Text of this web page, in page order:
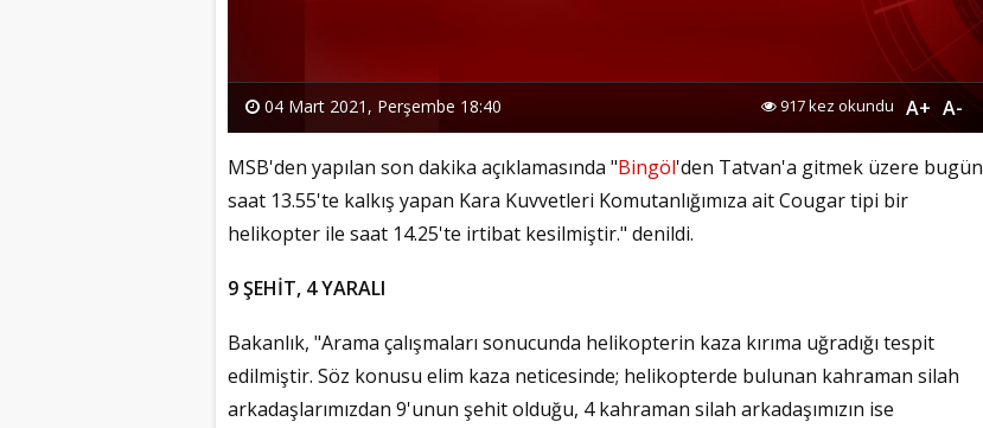
04 Mart 2021, Perşembe 18:40 A-
A+
917 kez okundu
MSB'den yapılan son dakika açıklamasında "Bingöl'den Tatvan'a gitmek üzere bugün
saat 13.55'te kalkış yapan Kara Kuvvetleri Komutanlığımıza ait Cougar tipi bir
helikopter ile saat 14.25'te irtibat kesilmiştir." denildi.
9 ŞEHİT, 4 YARALI
Bakanlık, "Arama çalışmaları sonucunda helikopterin kaza kırıma uğradığı tespit
edilmiştir. Söz konusu elim kaza neticesinde; helikopterde bulunan kahraman silah
arkadaşlarımızdan 9'unun şehit olduğu, 4 kahraman silah arkadaşımızın ise